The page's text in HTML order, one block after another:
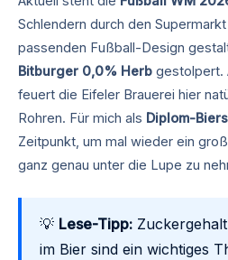
Schlendern durch den
passenden Fußball-Design
Bitburger 0,0% Herb gestolpert.
feuert die Eifeler Brauerei hier
Rohren. Für mich als Diplom-
Zeitpunkt, um mal wieder ein
ganz genau unter die Lupe zu
💡 Lese-Tipp:
im Bier sind ein wichtiges